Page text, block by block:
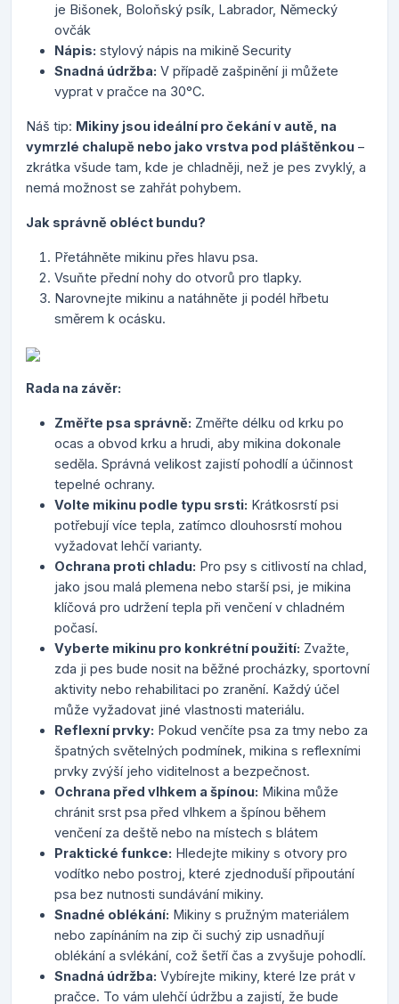
je Bišonek, Boloňský psík, Labrador, Německý
ovčák
Nápis: stylový nápis na mikině Security
Snadná údržba: V případě zašpinění ji můžete
vyprat v pračce na 30°C.
Náš tip: Mikiny jsou ideální pro čekání v autě, na
vymrzlé chalupě nebo jako vrstva pod pláštěnkou –
zkrátka všude tam, kde je chladněji, než je pes zvyklý, a
nemá možnost se zahřát pohybem.
Jak správně obléct bundu?
Přetáhněte mikinu přes hlavu psa.
Vsuňte přední nohy do otvorů pro tlapky.
Narovnejte mikinu a natáhněte ji podél hřbetu
směrem k ocásku.
Rada na závěr:
Změřte psa správně: Změřte délku od krku po
ocas a obvod krku a hrudi, aby mikina dokonale
seděla. Správná velikost zajistí pohodlí a účinnost
tepelné ochrany.
Volte mikinu podle typu srsti: Krátkosrstí psi
potřebují více tepla, zatímco dlouhosrstí mohou
vyžadovat lehčí varianty.
Ochrana proti chladu: Pro psy s citlivostí na chlad,
jako jsou malá plemena nebo starší psi, je mikina
klíčová pro udržení tepla při venčení v chladném
počasí.
Vyberte mikinu pro konkrétní použití: Zvažte,
zda ji pes bude nosit na běžné procházky, sportovní
aktivity nebo rehabilitaci po zranění. Každý účel
může vyžadovat jiné vlastnosti materiálu.
Reflexní prvky: Pokud venčíte psa za tmy nebo za
špatných světelných podmínek, mikina s reflexními
prvky zvýší jeho viditelnost a bezpečnost.
Ochrana před vlhkem a špínou: Mikina může
chránit srst psa před vlhkem a špínou během
venčení za deště nebo na místech s blátem
Praktické funkce: Hledejte mikiny s otvory pro
vodítko nebo postroj, které zjednoduší připoutání
psa bez nutnosti sundávání mikiny.
Snadné oblékání: Mikiny s pružným materiálem
nebo zapínáním na zip či suchý zip usnadňují
oblékání a svlékání, což šetří čas a zvyšuje pohodlí.
Snadná údržba: Vybírejte mikiny, které lze prát v
pračce. To vám ulehčí údržbu a zajistí, že bude